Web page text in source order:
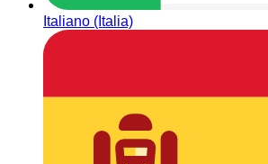
Italiano (Italia)